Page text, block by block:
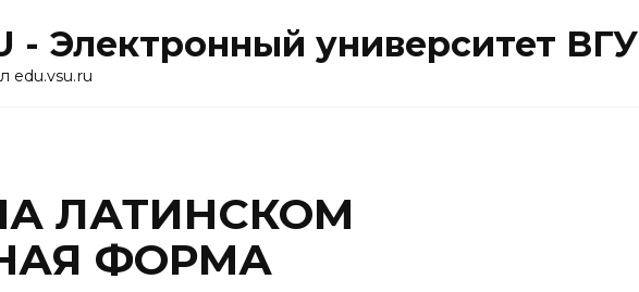
- Электронный университет ВГУ
edu.vsu.ru
ЛАТИНСКОМ
ФОРМА